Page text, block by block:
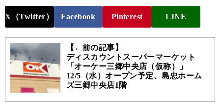
X（Twitter） Facebook Pinterest LINE
【←前の記事】
ディスカウントスーパーマーケット
「オーケー三郷中央店（仮称）」
12/5（水）オープン予定、島忠ホーム
ズ三郷中央店1階